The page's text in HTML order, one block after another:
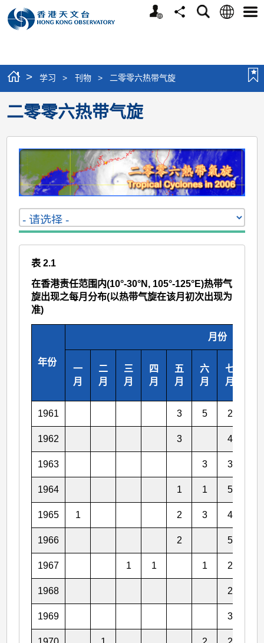
个
分
搜
语
选
> 学习 > 刊物 > 二零零六热带气旋
二零零六热带气旋
表 2.1
在香港责任范围内(10°-30°N, 105°-125°E)热带气
旋出现之每月分布(以热带气旋在该月初次出现为
准)
年份
月份
一
月
二
月
三
月
四
月
五
月
六
月
七
月
1961 3 5 2
1962 3 4
1963 3 3
1964 1 1 5
1965 1 2 3 4
1966 2 5
1967 1 1 1 2
1968 2
1969 3